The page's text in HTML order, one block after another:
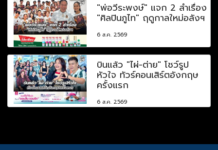
"พ่อวีระพงษ์" แจก 2 ลำเรื่อง
"ศิลปินภูไท" ฤดูกาลใหม่อลังฯ
6 ส.ค. 2569
บินแล้ว "ไผ่-ต่าย" โชว์รูป
หัวใจ ทัวร์คอนเสิร์ตอังกฤษ
ครั้งแรก
6 ส.ค. 2569